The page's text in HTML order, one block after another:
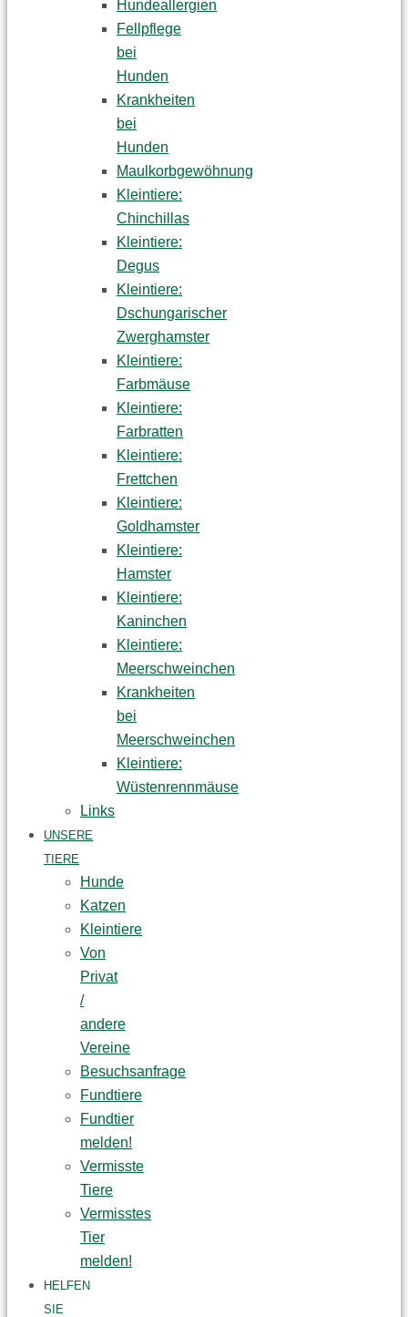
Hundeallergien
Fellpflege
bei
Hunden
Krankheiten
bei
Hunden
Maulkorbgewöhnung
Kleintiere:
Chinchillas
Kleintiere:
Degus
Kleintiere:
Dschungarischer
Zwerghamster
Kleintiere:
Farbmäuse
Kleintiere:
Farbratten
Kleintiere:
Frettchen
Kleintiere:
Goldhamster
Kleintiere:
Hamster
Kleintiere:
Kaninchen
Kleintiere:
Meerschweinchen
Krankheiten
bei
Meerschweinchen
Kleintiere:
Wüstenrennmäuse
Links
UNSERE
TIERE
Hunde
Katzen
Kleintiere
Von
Privat
/
andere
Vereine
Besuchsanfrage
Fundtiere
Fundtier
melden!
Vermisste
Tiere
Vermisstes
Tier
melden!
HELFEN
SIE